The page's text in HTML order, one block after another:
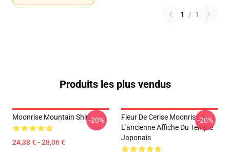
1 / 1
Produits les plus vendus
Moonrise Mountain Shirt
24,38 € - 28,06 €
-20%
Fleur De Cerise Moonrise À
L'ancienne Affiche Du Temple
Japonais
-20%